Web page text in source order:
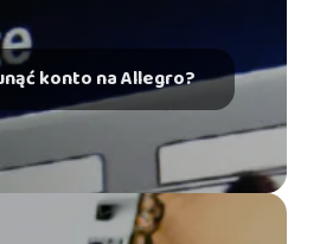
konto na Allegro?